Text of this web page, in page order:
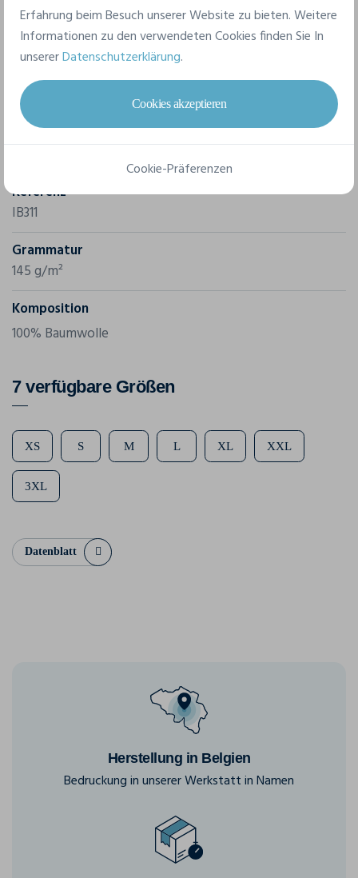
Merkmale
Marke
Referenz
IB311
Grammatur
145 g/m²
Komposition
100% Baumwolle
7 verfügbare Größen
XS S M L XL XXL
3XL
Datenblatt
Herstellung in Belgien
Bedruckung in unserer Werkstatt in Namen
Erfahrung beim Besuch unserer Website zu bieten. Weitere
Informationen zu den verwendeten Cookies finden Sie In
unsererDatenschutzerklärung.
Cookies akzeptieren
Cookie-Präferenzen